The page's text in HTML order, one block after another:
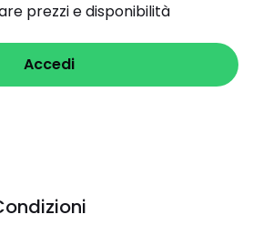
prezzi e disponibilità
Accedi